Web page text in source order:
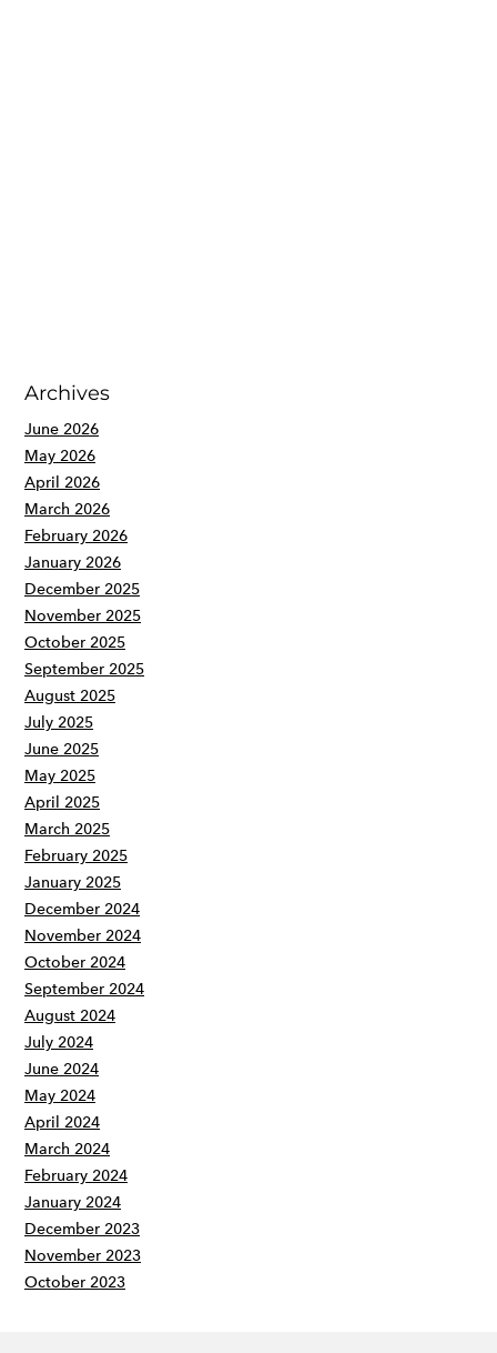
Archives
June 2026
May 2026
April 2026
March 2026
February 2026
January 2026
December 2025
November 2025
October 2025
September 2025
August 2025
July 2025
June 2025
May 2025
April 2025
March 2025
February 2025
January 2025
December 2024
November 2024
October 2024
September 2024
August 2024
July 2024
June 2024
May 2024
April 2024
March 2024
February 2024
January 2024
December 2023
November 2023
October 2023